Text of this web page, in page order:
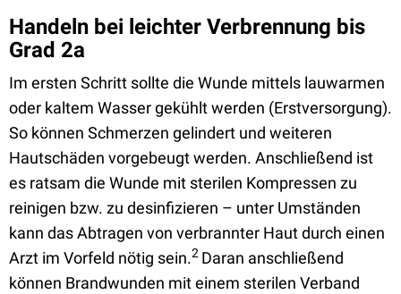
Handeln bei leichter Verbrennung bis
Grad 2a
Im ersten Schritt sollte die Wunde mittels lauwarmen
oder kaltem Wasser gekühlt werden (Erstversorgung).
So können Schmerzen gelindert und weiteren
Hautschäden vorgebeugt werden. Anschließend ist
es ratsam die Wunde mit sterilen Kompressen zu
reinigen bzw. zu desinfizieren – unter Umständen
kann das Abtragen von verbrannter Haut durch einen
Arzt im Vorfeld nötig sein.2 Daran anschließend
können Brandwunden mit einem sterilen Verband